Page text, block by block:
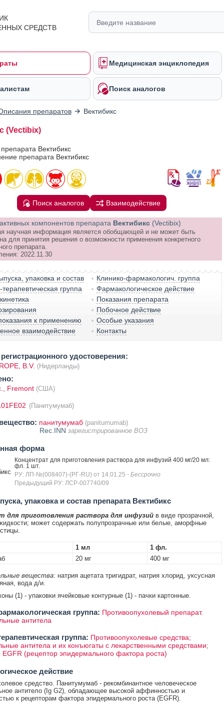
СРЕДСТВ
Медицинская энциклопедия
Поиск аналогов
препаратов Вектибикс
(Vectibix)
Вектибикс
препарата Вектибикс
Поиск аналогов Взаимодействие
компонентов препарата Вектибикс (Vectibix)
научная информация является обобщающей и не может быть
для принятия решения о возможности применения конкретного
препарата.
2022.11.30
упаковка и состав
Клинико-фармакологич. группа
группа
Фармакологическое действие
Показания препарата
Побочное действие
к применению
Особые указания
взаимодействие
Контакты
удостоверения:
B.V. (Нидерланды)
Fremont (США)
(Панитумумаб)
панитумумаб (panitumumab)
Rec.INN зарегистрированное ВОЗ
форма
Концентрат для приготовления раствора для инфузий 400 мг/20 мл:
фл. 1 шт.
РУ: ЛП-№(008407)-(РГ-RU) от 14.01.25 - Бессрочно
Предыдущий РУ: ЛСР-007740/09
упаковка и состав препарата Вектибикс
для приготовления раствора для инфузийв виде прозрачной,
может содержать полупрозрачные или белые, аморфные
1 мл
1 фл.
20 мг 400 мг
вещества: натрия ацетата тригидрат, натрия хлорид, уксусная
вода д/и.
(1) - упаковки ячейковые контурные (1) - пачки картонные.
группа: Противоопухолевый препарат.
антитела
группа: Противоопухолевые средства;
антитела и их конъюгаты с лекарственными средствами;
EGFR (рецептор эпидермального фактора роста)
действие
средство. Панитумумаб - рекомбинантное человеческое
антитело (Ig G2), обладающее высокой аффинностью и
к рецепторам фактора эпидермального роста (EGFR).